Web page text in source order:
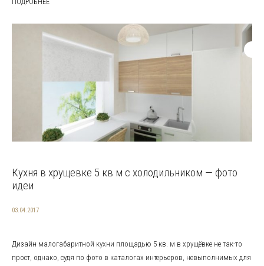
ПОДРОБНЕЕ
Кухня в хрущевке 5 кв м с холодильником — фото
идеи
03.04.2017
Дизайн малогабаритной кухни площадью 5 кв. м в хрущёвке не так-то
прост, однако, судя по фото в каталогах интерьеров, невыполнимых для